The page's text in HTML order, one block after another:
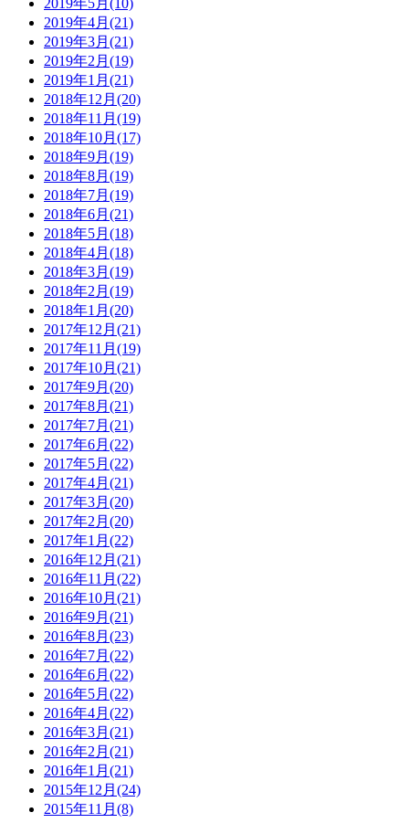
2019年5月(10)
2019年4月(21)
2019年3月(21)
2019年2月(19)
2019年1月(21)
2018年12月(20)
2018年11月(19)
2018年10月(17)
2018年9月(19)
2018年8月(19)
2018年7月(19)
2018年6月(21)
2018年5月(18)
2018年4月(18)
2018年3月(19)
2018年2月(19)
2018年1月(20)
2017年12月(21)
2017年11月(19)
2017年10月(21)
2017年9月(20)
2017年8月(21)
2017年7月(21)
2017年6月(22)
2017年5月(22)
2017年4月(21)
2017年3月(20)
2017年2月(20)
2017年1月(22)
2016年12月(21)
2016年11月(22)
2016年10月(21)
2016年9月(21)
2016年8月(23)
2016年7月(22)
2016年6月(22)
2016年5月(22)
2016年4月(22)
2016年3月(21)
2016年2月(21)
2016年1月(21)
2015年12月(24)
2015年11月(8)